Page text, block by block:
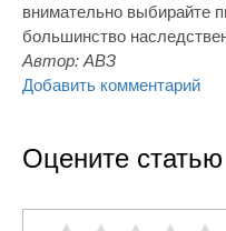
внимательно выбирайте
большинство
Автор: АВЗ
Добавить комментарий
Оцените статью